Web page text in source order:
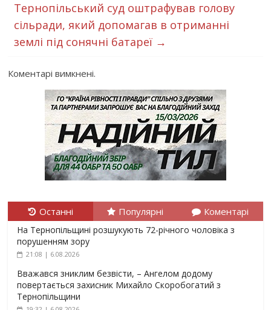
Тернопільський суд оштрафував голову
сільради, який допомагав в отриманні
землі під сонячні батареї →
Коментарі вимкнені.
Останні Популярні Коментарі
На Тернопільщині розшукують 72-річного чоловіка з
порушенням зору
21:08 | 6.08.2026
Вважався зниклим безвісти, – Ангелом додому
повертається захисник Михайло Скоробогатий з
Тернопільщини